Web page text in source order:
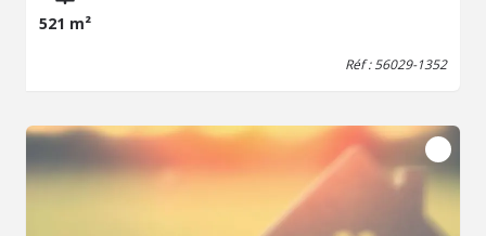
521 m²
Réf : 56029-1352